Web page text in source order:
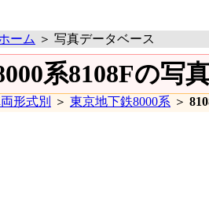
ーム ＞ 写真データベース
系8108Fの写
形式別 ＞ 東京地下鉄8000系 ＞